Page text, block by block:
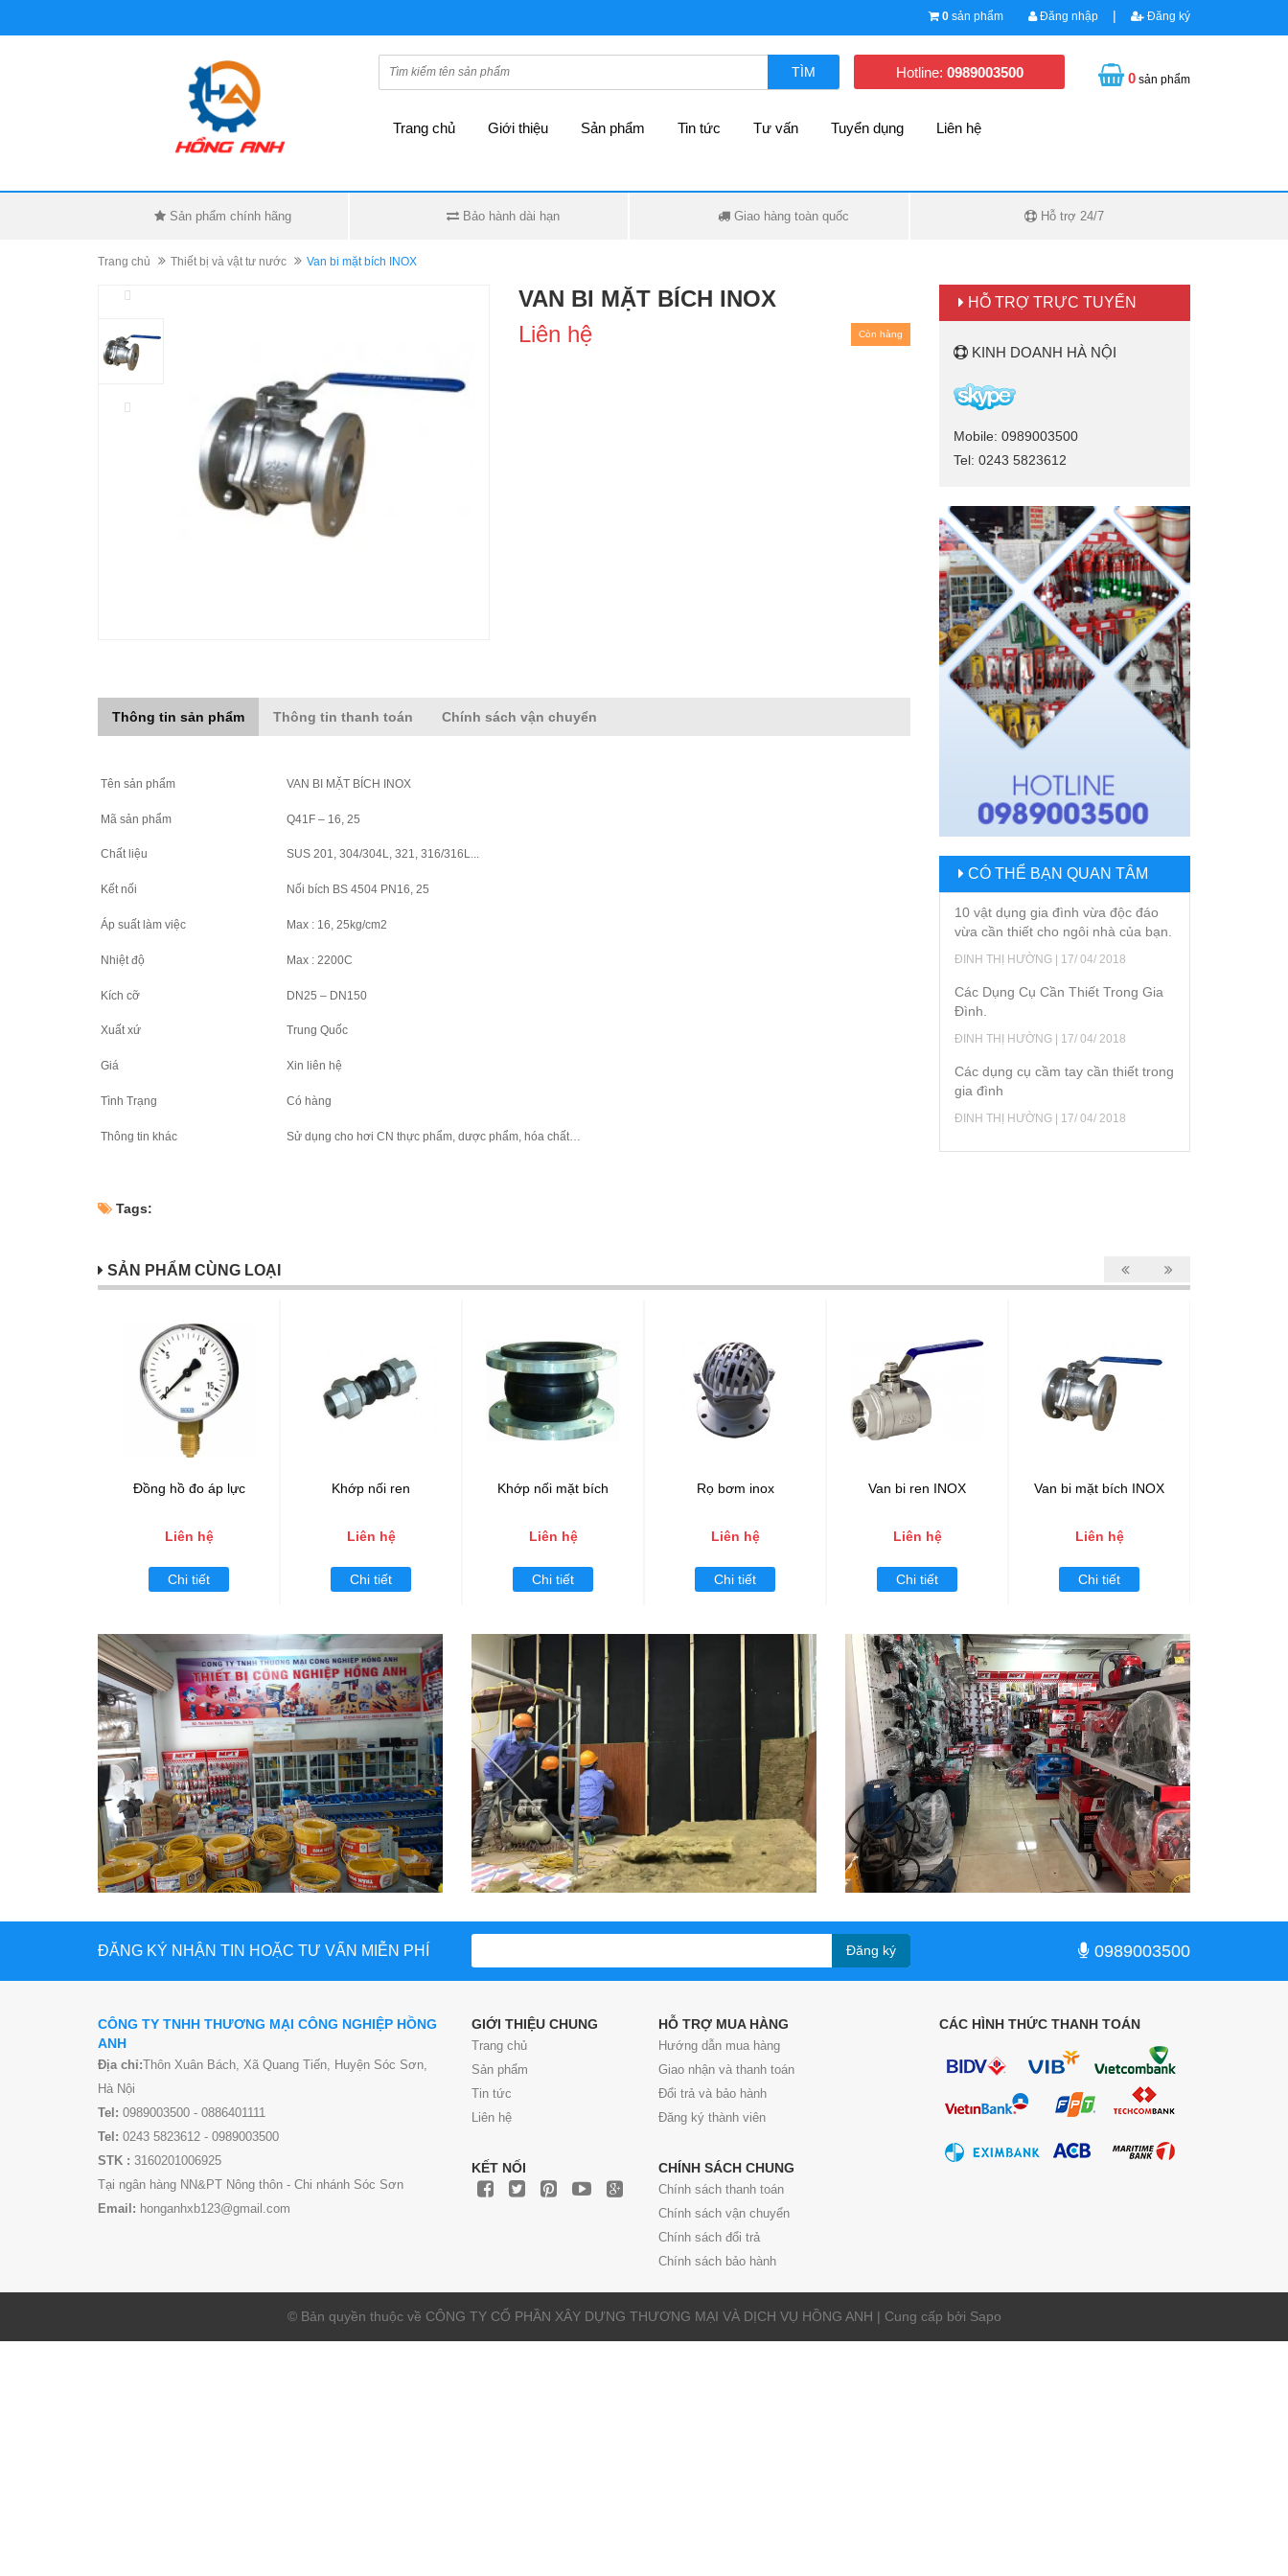
0 sản phẩm Đăng nhập | Đăng ký
TÌM Hotline: 0989003500 0sản phẩm
Trang chủ Giới thiệu Sản phẩm Tin tức Tư vấn Tuyển dụng Liên hệ
Sản phẩm chính hãng Bảo hành dài hạn Giao hàng toàn quốc Hỗ trợ 24/7
Trang chủ Thiết bị và vật tư nước Van bi mặt bích INOX
VAN BI MẶT BÍCH INOX
Liên hệ
Còn hàng
Thông tin sản phẩm Thông tin thanh toán Chính sách vận chuyển
Tên sản phẩm VAN BI MẶT BÍCH INOX
Mã sản phẩm Q41F – 16, 25
Chất liệu SUS 201, 304/304L, 321, 316/316L...
Kết nối Nối bích BS 4504 PN16, 25
Áp suất làm việc Max : 16, 25kg/cm2
Nhiệt độ Max : 2200C
Kích cỡ DN25 – DN150
Xuất xứ Trung Quốc
Giá Xin liên hệ
Tình Trạng Có hàng
Thông tin khác Sử dụng cho hơi CN thực phẩm, dược phẩm, hóa chất…
Tags:
HỖ TRỢ TRỰC TUYẾN
KINH DOANH HÀ NỘI
Mobile: 0989003500
Tel: 0243 5823612
CÓ THỂ BẠN QUAN TÂM
10 vật dụng gia đình vừa độc đáo
vừa cần thiết cho ngôi nhà của bạn.
ĐINH THỊ HƯỜNG | 17/ 04/ 2018
Các Dụng Cụ Cần Thiết Trong Gia
Đình.
ĐINH THỊ HƯỜNG | 17/ 04/ 2018
Các dụng cụ cầm tay cần thiết trong
gia đình
ĐINH THỊ HƯỜNG | 17/ 04/ 2018
SẢN PHẨM CÙNG LOẠI
Đồng hồ đo áp lực
Liên hệ
Chi tiết
Khớp nối ren
Liên hệ
Chi tiết
Khớp nối mặt bích
Liên hệ
Chi tiết
Rọ bơm inox
Liên hệ
Chi tiết
Van bi ren INOX
Liên hệ
Chi tiết
Van bi mặt bích INOX
Liên hệ
Chi tiết
ĐĂNG KÝ NHẬN TIN HOẶC TƯ VẤN MIỄN PHÍ Đăng ký 0989003500
CÔNG TY TNHH THƯƠNG MẠI CÔNG NGHIỆP HỒNG
ANH
Địa chỉ:Thôn Xuân Bách, Xã Quang Tiến, Huyện Sóc Sơn,
Hà Nội
Tel: 0989003500 - 0886401111
Tel: 0243 5823612 - 0989003500
STK : 3160201006925
Tại ngân hàng NN&PT Nông thôn - Chi nhánh Sóc Sơn
Email: honganhxb123@gmail.com
GIỚI THIỆU CHUNG
Trang chủ
Sản phẩm
Tin tức
Liên hệ
KẾT NỐI
HỖ TRỢ MUA HÀNG
Hướng dẫn mua hàng
Giao nhận và thanh toán
Đổi trả và bảo hành
Đăng ký thành viên
CHÍNH SÁCH CHUNG
Chính sách thanh toán
Chính sách vận chuyển
Chính sách đổi trả
Chính sách bảo hành
CÁC HÌNH THỨC THANH TOÁN
© Bản quyền thuộc về CÔNG TY CỔ PHẦN XÂY DỰNG THƯƠNG MẠI VÀ DỊCH VỤ HỒNG ANH | Cung cấp bởi Sapo